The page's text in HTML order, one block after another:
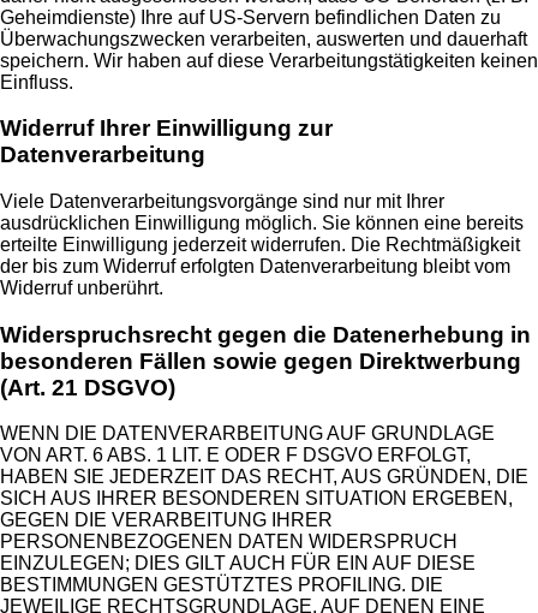
Geheimdienste) Ihre auf US-Servern befindlichen Daten zu
Überwachungszwecken verarbeiten, auswerten und dauerhaft
speichern. Wir haben auf diese Verarbeitungstätigkeiten keinen
Einfluss.
Widerruf Ihrer Einwilligung zur
Datenverarbeitung
Viele Datenverarbeitungsvorgänge sind nur mit Ihrer
ausdrücklichen Einwilligung möglich. Sie können eine bereits
erteilte Einwilligung jederzeit widerrufen. Die Rechtmäßigkeit
der bis zum Widerruf erfolgten Datenverarbeitung bleibt vom
Widerruf unberührt.
Widerspruchsrecht gegen die Datenerhebung in
besonderen Fällen sowie gegen Direktwerbung
(Art. 21 DSGVO)
WENN DIE DATENVERARBEITUNG AUF GRUNDLAGE
VON ART. 6 ABS. 1 LIT. E ODER F DSGVO ERFOLGT,
HABEN SIE JEDERZEIT DAS RECHT, AUS GRÜNDEN, DIE
SICH AUS IHRER BESONDEREN SITUATION ERGEBEN,
GEGEN DIE VERARBEITUNG IHRER
PERSONENBEZOGENEN DATEN WIDERSPRUCH
EINZULEGEN; DIES GILT AUCH FÜR EIN AUF DIESE
BESTIMMUNGEN GESTÜTZTES PROFILING. DIE
JEWEILIGE RECHTSGRUNDLAGE, AUF DENEN EINE